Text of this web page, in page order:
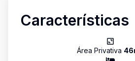
Características
Área Privativa 46